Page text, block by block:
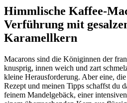
Himmlische Kaffee-
Verführung mit
Karamellkern
Macarons sind die Königinnen der
knusprig, innen weich und zart
kleine Herausforderung. Aber eine,
Rezept und meinen Tipps schaffst du
feinem Mandelgebäck, einer